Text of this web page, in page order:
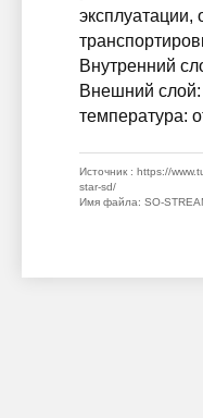
Внутренний
Внешний слой:
температура:
Источник : https://
star-sd/
Имя файла: SO-